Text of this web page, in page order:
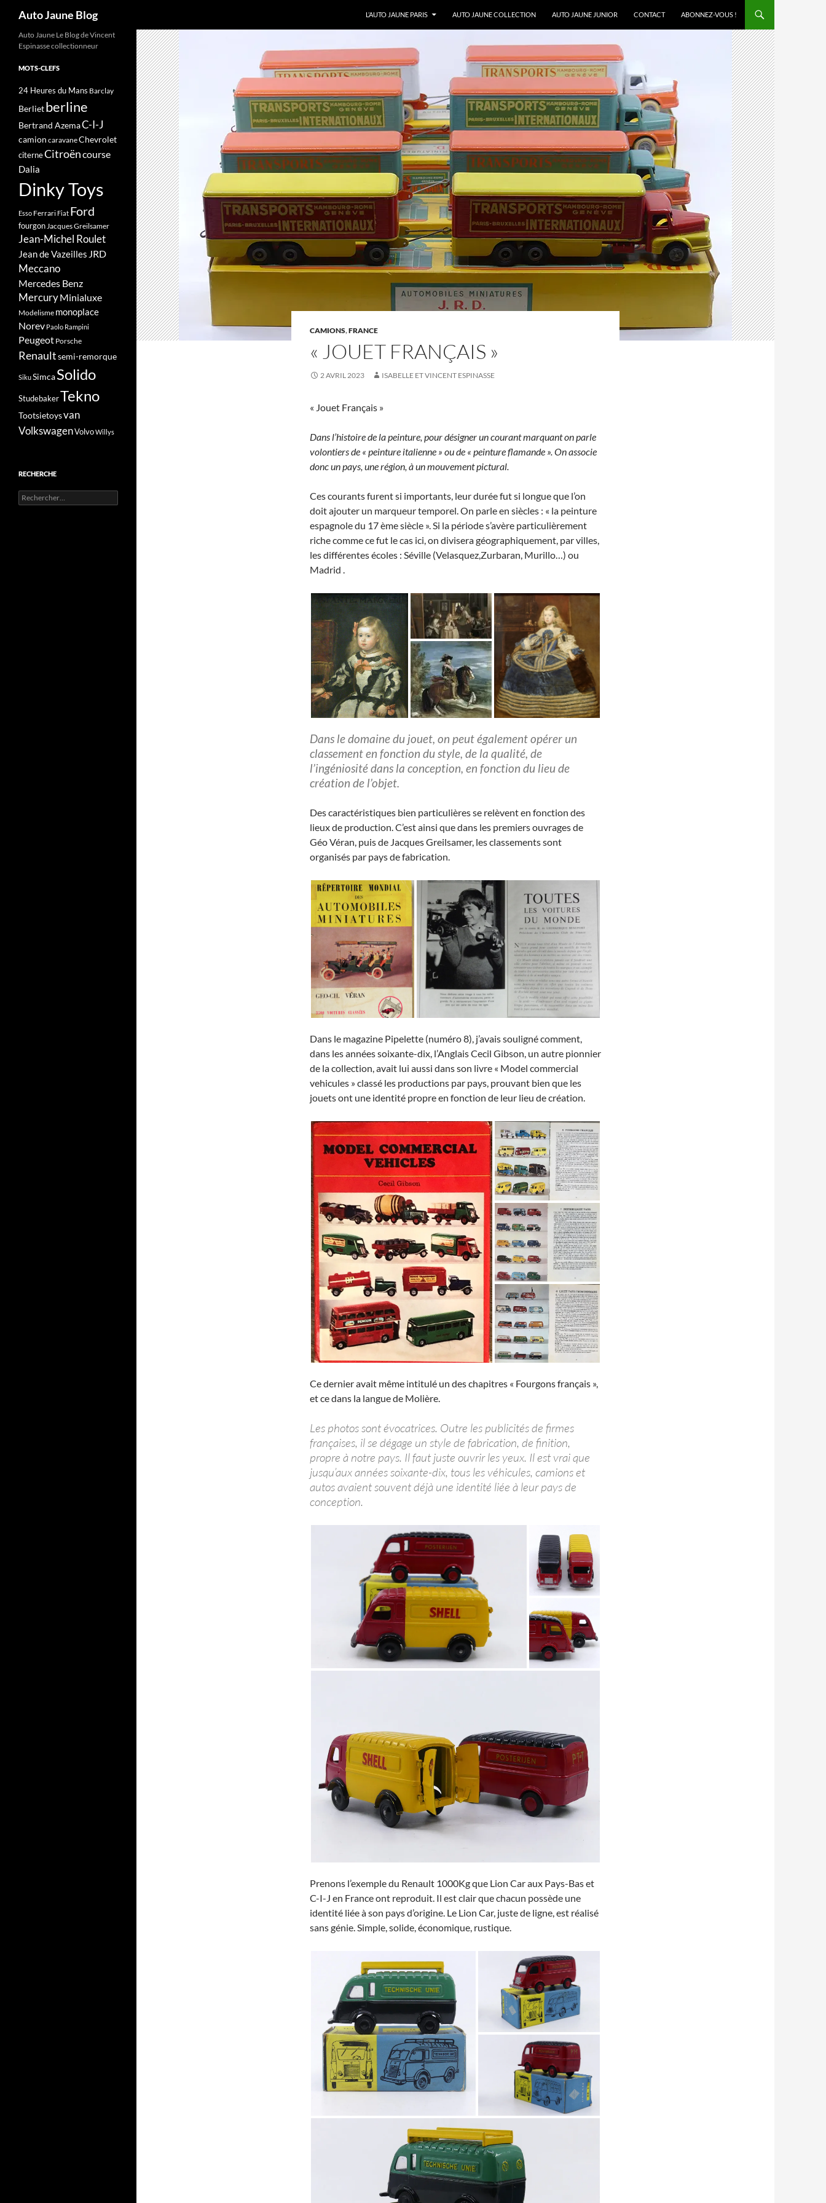
Auto Jaune Blog
L’AUTO JAUNE PARIS
AUTO JAUNE COLLECTION AUTO JAUNE JUNIOR CONTACT ABONNEZ-VOUS !
CAMIONS,FRANCE
« JOUET FRANÇAIS »
2 AVRIL 2023 ISABELLE ET VINCENT ESPINASSE
« Jouet Français »
Dans l’histoire de la peinture, pour désigner un courant marquant on parle
volontiers de « peinture italienne » ou de « peinture flamande ». On associe
donc un pays, une région, à un mouvement pictural.
Ces courants furent si importants, leur durée fut si longue que l’on
doit ajouter un marqueur temporel. On parle en siècles : « la peinture
espagnole du 17 ème siècle ». Si la période s’avère particulièrement
riche comme ce fut le cas ici, on divisera géographiquement, par villes,
les différentes écoles : Séville (Velasquez,Zurbaran, Murillo…) ou
Madrid .
Dans le domaine du jouet, on peut également opérer un
classement en fonction du style, de la qualité, de
l’ingéniosité dans la conception, en fonction du lieu de
création de l’objet.
Des caractéristiques bien particulières se relèvent en fonction des
lieux de production. C’est ainsi que dans les premiers ouvrages de
Géo Véran, puis de Jacques Greilsamer, les classements sont
organisés par pays de fabrication.
Dans le magazine Pipelette (numéro 8), j’avais souligné comment,
dans les années soixante-dix, l’Anglais Cecil Gibson, un autre pionnier
de la collection, avait lui aussi dans son livre « Model commercial
vehicules » classé les productions par pays, prouvant bien que les
jouets ont une identité propre en fonction de leur lieu de création.
Ce dernier avait même intitulé un des chapitres « Fourgons français »,
et ce dans la langue de Molière.
Les photos sont évocatrices. Outre les publicités de firmes
françaises, il se dégage un style de fabrication, de finition,
propre à notre pays. Il faut juste ouvrir les yeux. Il est vrai que
jusqu’aux années soixante-dix, tous les véhicules, camions et
autos avaient souvent déjà une identité liée à leur pays de
conception.
Prenons l’exemple du Renault 1000Kg que Lion Car aux Pays-Bas et
C-I-J en France ont reproduit. Il est clair que chacun possède une
identité liée à son pays d’origine. Le Lion Car, juste de ligne, est réalisé
sans génie. Simple, solide, économique, rustique.
Auto Jaune Le Blog de Vincent
Espinasse collectionneur
MOTS-CLEFS
24 Heures du Mans Barclay
Berlietberline
Bertrand AzemaC-I-J
camion caravaneChevrolet
citerneCitroëncourse
Dalia
Dinky Toys
Esso Ferrari Fiat Ford
fourgonJacques Greilsamer
Jean-Michel Roulet
Jean de Vazeilles JRD
Meccano
Mercedes Benz
MercuryMinialuxe
Modelisme monoplace
Norev Paolo Rampini
Peugeot Porsche
Renaultsemi-remorque
SikuSimcaSolido
StudebakerTekno
Tootsietoysvan
VolkswagenVolvoWillys
RECHERCHE
Rechercher :